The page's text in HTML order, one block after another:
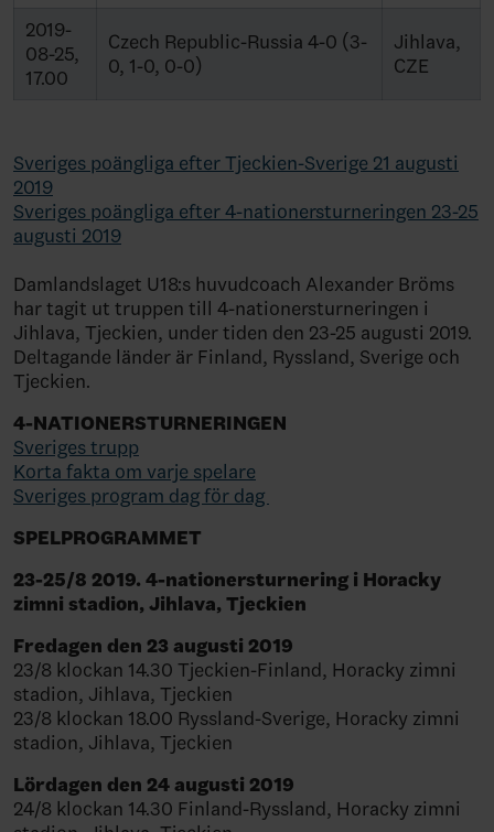
2019-
08-25,
17.00
Czech Republic-Russia 4-0 (3-
0, 1-0, 0-0)
Jihlava,
CZE
Sveriges poängliga efter Tjeckien-Sverige 21 augusti
2019
Sveriges poängliga efter 4-nationersturneringen 23-25
augusti 2019
Damlandslaget U18:s huvudcoach Alexander Bröms
har tagit ut truppen till 4-nationersturneringen i
Jihlava, Tjeckien, under tiden den 23-25 augusti 2019.
Deltagande länder är Finland, Ryssland, Sverige och
Tjeckien.
4-NATIONERSTURNERINGEN
Sveriges trupp
Korta fakta om varje spelare
Sveriges program dag för dag
SPELPROGRAMMET
23-25/8 2019. 4-nationersturnering i Horacky
zimni stadion, Jihlava, Tjeckien
Fredagen den 23 augusti 2019
23/8 klockan 14.30 Tjeckien-Finland, Horacky zimni
stadion, Jihlava, Tjeckien
23/8 klockan 18.00 Ryssland-Sverige, Horacky zimni
stadion, Jihlava, Tjeckien
Lördagen den 24 augusti 2019
24/8 klockan 14.30 Finland-Ryssland, Horacky zimni